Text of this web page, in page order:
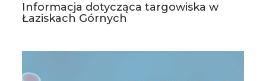
Informacja dotycząca targowiska w
Łaziskach Górnych